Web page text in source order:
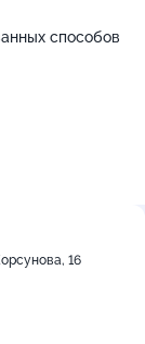
способов
16